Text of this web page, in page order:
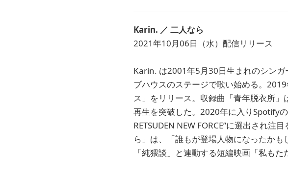
Karin. ／ 二人なら
2021年10月06日（水）配信リリース
Karin. は2001年5月30日生まれのシン
ブハウスのステージで歌い始める。
ス」をリリース。収録曲「青年脱衣所
再生を突破した。2020年に入りSpotifyの
RETSUDEN NEW FORCE”に選出され注
ら」は、「誰もが登場人物になったか
「純猥談」と連動する短編映画「私も